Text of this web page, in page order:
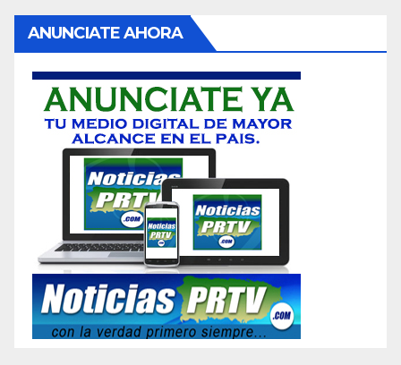
ANUNCIATE AHORA